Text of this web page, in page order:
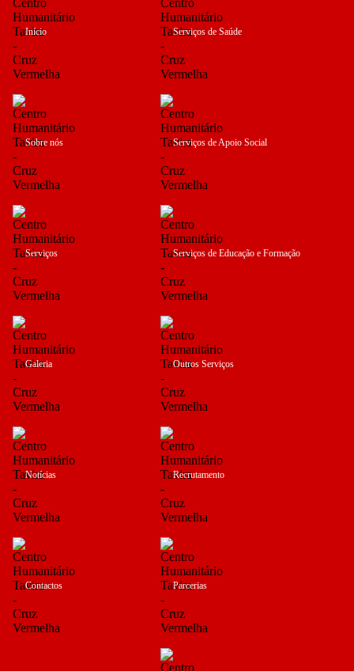
Início
Sobre nós
Serviços
Galeria
Notícias
Contactos
Serviços de Saúde
Serviços de Apoio Social
Serviços de Educação e Formação
Outros Serviços
Recrutamento
Parcerias